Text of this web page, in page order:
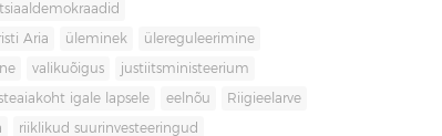
Aria üleminek ülereguleerimine
valikuõigus justiitsministeerium
igale lapsele eelnõu Riigieelarve
riiklikud suurinvesteeringud